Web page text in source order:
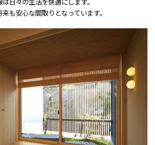
も安心な間取りとなっています。